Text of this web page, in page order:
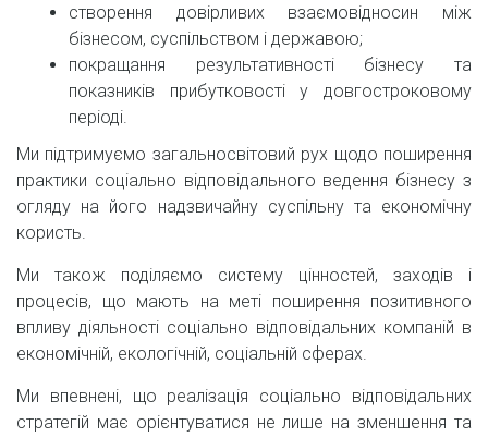
створення довірливих взаємовідносин між
бізнесом, суспільством і державою;
покращання результативності бізнесу та
показників прибутковості у довгостроковому
періоді.
Ми підтримуємо загальносвітовий рух щодо поширення
практики соціально відповідального ведення бізнесу з
огляду на його надзвичайну суспільну та економічну
користь.
Ми також поділяємо систему цінностей, заходів і
процесів, що мають на меті поширення позитивного
впливу діяльності соціально відповідальних компаній в
економічній, екологічній, соціальній сферах.
Ми впевнені, що реалізація соціально відповідальних
стратегій має орієнтуватися не лише на зменшення та